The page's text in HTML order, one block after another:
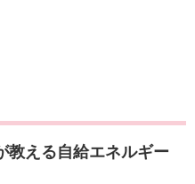
教える自給エネルギー